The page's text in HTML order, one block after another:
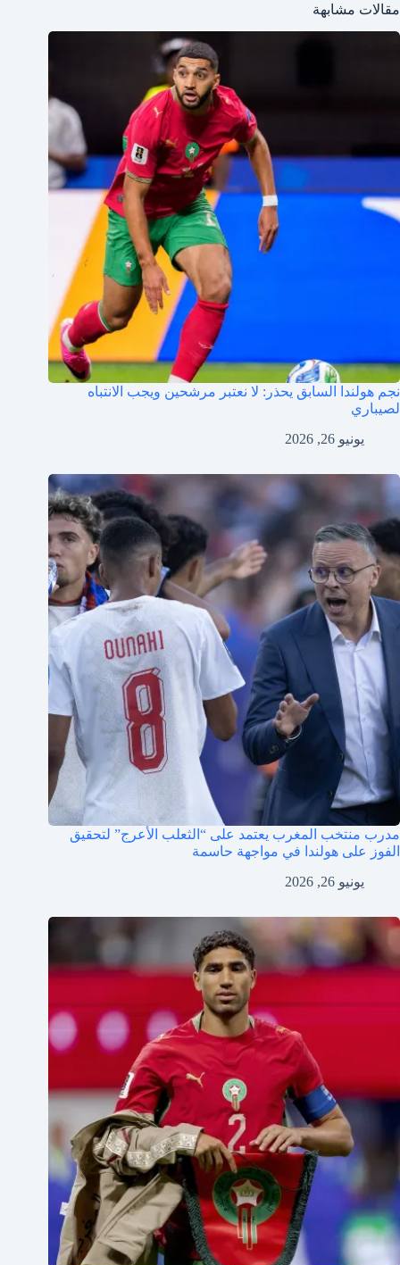
مقالات مشابهة
نجم هولندا السابق يحذر: لا نعتبر مرشحين ويجب الانتباه
لصيباري
يونيو 26, 2026
مدرب منتخب المغرب يعتمد على “الثعلب الأعرج” لتحقيق
الفوز على هولندا في مواجهة حاسمة
يونيو 26, 2026